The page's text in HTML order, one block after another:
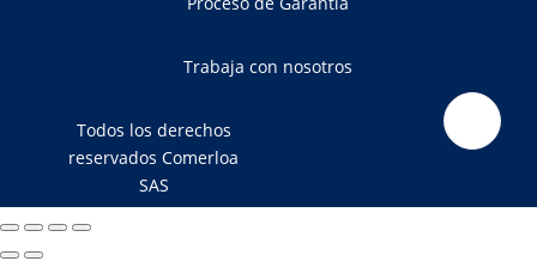
Trabaja con nosotros
Todos los derechos
reservados Comerloa
SAS